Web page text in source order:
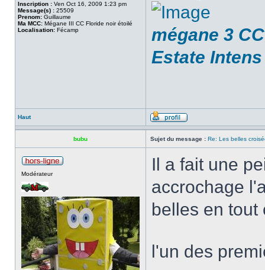
Inscription : Ven Oct 16, 2009 1:23 pm
Message(s) : 25509
Prenom: Guillaume
Ma MCC: Mégane III CC Floride noir étoilé
Localisation: Fécamp
mégane 3
Estate
Haut
bubu Sujet du message : Re: Les belles
Modérateur
Il a fait une
accrochage
belles en tout
l'un des